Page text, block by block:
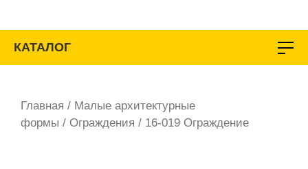
содержимому
КАТАЛОГ
Главная / Малые архитектурные
формы / Ограждения / 16-019 Ограждение